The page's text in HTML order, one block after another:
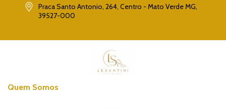
Praca Santo Antonio, 264, Centro - Mato Verde MG,
39527-000
Quem Somos